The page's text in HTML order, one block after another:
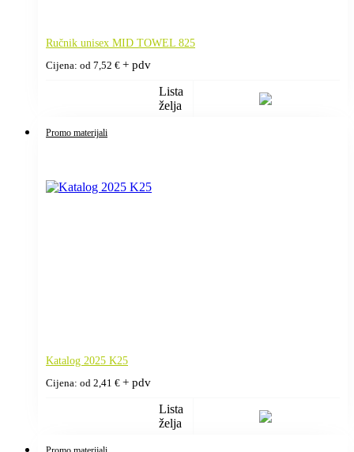
Ručnik unisex MID TOWEL 825
Cijena: od 7,52 € + pdv
Lista
želja
Promo materijali
Katalog 2025 K25
Cijena: od 2,41 € + pdv
Lista
želja